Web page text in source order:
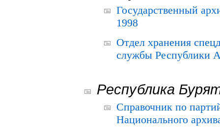
Государственный
1998
Отдел хранения
службы Республики
Республика
Справочник по
Национального